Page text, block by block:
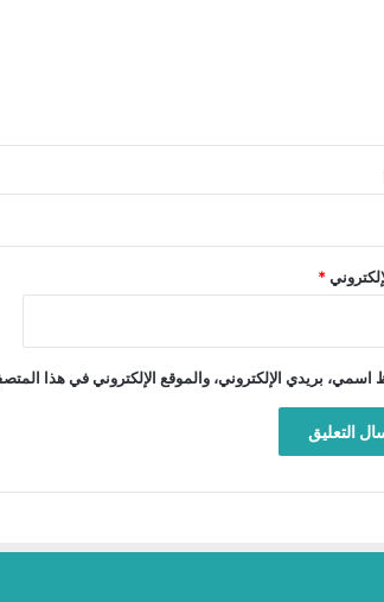
*
اسمي، بريدي الإلكتروني، والموقع الإلكتروني في هذا